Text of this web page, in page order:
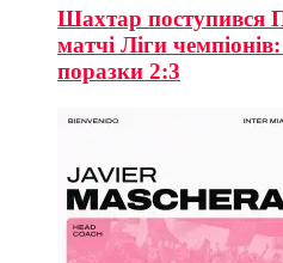
Шахтар поступився
матчі Ліги
поразки 2:3